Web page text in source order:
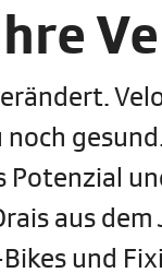
aus
und